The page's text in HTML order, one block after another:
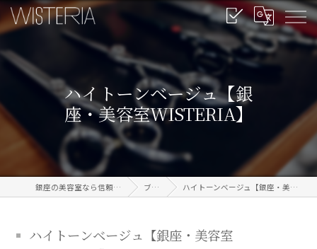
ハイトーンベージュ【銀
座・美容室WISTERIA】
銀座の美容室なら信頼のWISTERIA ブログ ハイトーンベージュ【銀座・美容室WISTERIA】
ハイトーンベージュ【銀座・美容室